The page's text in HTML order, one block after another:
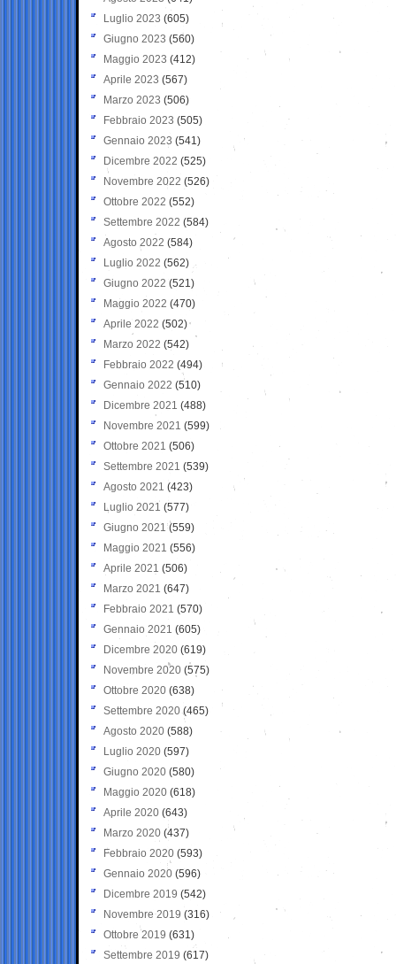
Luglio 2023 (605)
Giugno 2023 (560)
Maggio 2023 (412)
Aprile 2023 (567)
Marzo 2023 (506)
Febbraio 2023 (505)
Gennaio 2023 (541)
Dicembre 2022 (525)
Novembre 2022 (526)
Ottobre 2022 (552)
Settembre 2022 (584)
Agosto 2022 (584)
Luglio 2022 (562)
Giugno 2022 (521)
Maggio 2022 (470)
Aprile 2022 (502)
Marzo 2022 (542)
Febbraio 2022 (494)
Gennaio 2022 (510)
Dicembre 2021 (488)
Novembre 2021 (599)
Ottobre 2021 (506)
Settembre 2021 (539)
Agosto 2021 (423)
Luglio 2021 (577)
Giugno 2021(559)
Maggio 2021 (556)
Aprile 2021 (506)
Marzo 2021 (647)
Febbraio 2021 (570)
Gennaio 2021 (605)
Dicembre 2020 (619)
Novembre 2020 (575)
Ottobre 2020 (638)
Settembre 2020(465)
Agosto 2020 (588)
Luglio 2020 (597)
Giugno 2020 (580)
Maggio 2020 (618)
Aprile 2020 (643)
Marzo 2020 (437)
Febbraio 2020 (593)
Gennaio 2020 (596)
Dicembre 2019 (542)
Novembre 2019 (316)
Ottobre 2019 (631)
Settembre 2019 (617)